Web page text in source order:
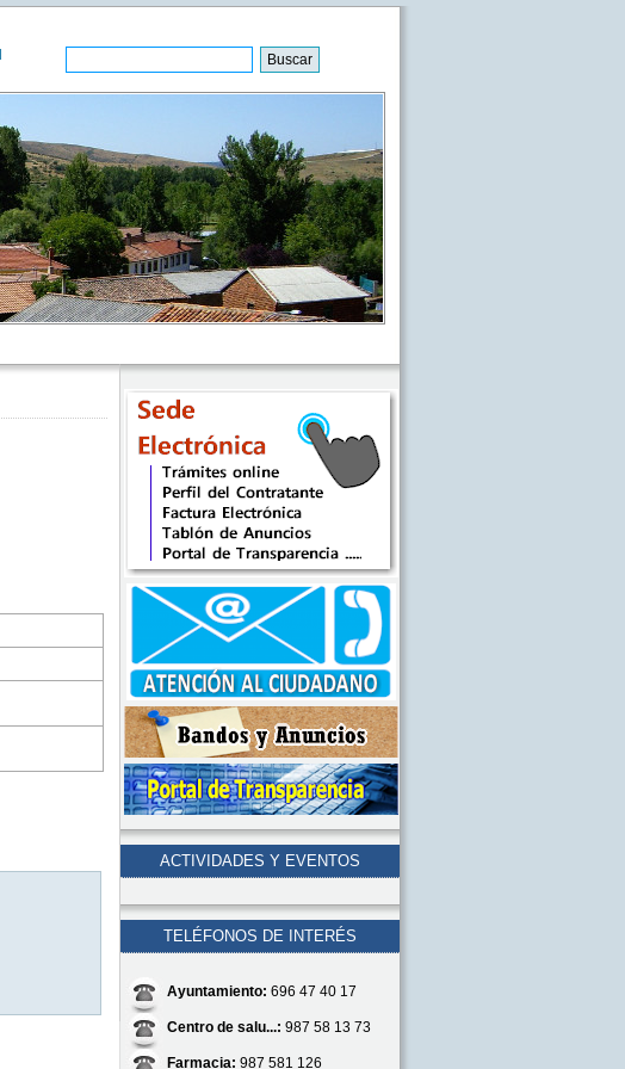
ACTIVIDADES Y EVENTOS
TELÉFONOS DE INTERÉS
Ayuntamiento: 696 47 40 17
Centro de salu...: 987 58 13 73
Farmacia: 987 581 126